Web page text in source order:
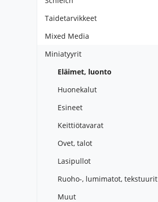
Taidetarvikkeet
Mixed Media
Miniatyyrit
Eläimet, luonto
Huonekalut
Esineet
Keittiötavarat
Ovet, talot
Lasipullot
Ruoho-, lumimatot, tekstuurit
Muut